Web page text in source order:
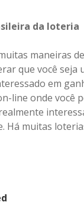
da loteria
maneiras
que você
em
line onde você
Há muitas